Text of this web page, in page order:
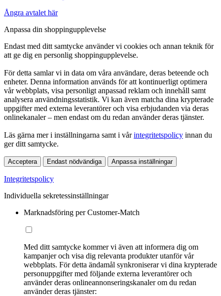
Ångra avtalet här
Anpassa din shoppingupplevelse
Endast med ditt samtycke använder vi cookies och annan teknik för
att ge dig en personlig shoppingupplevelse.
För detta samlar vi in data om våra användare, deras beteende och
enheter. Denna information används för att kontinuerligt optimera
vår webbplats, visa personligt anpassad reklam och innehåll samt
analysera användningsstatistik. Vi kan även matcha dina krypterade
uppgifter med externa leverantörer och visa erbjudanden via deras
onlinekanaler – men endast om du redan använder deras tjänster.
Läs gärna mer i inställningarna samt i vårintegritetspolicy innan du
ger ditt samtycke.
Acceptera Endast nödvändiga Anpassa inställningar
Integritetspolicy
Individuella sekretessinställningar
Marknadsföring per Customer-Match
Med ditt samtycke kommer vi även att informera dig om
kampanjer och visa dig relevanta produkter utanför vår
webbplats. För detta ändamål synkroniserar vi dina krypterade
personuppgifter med följande externa leverantörer och
använder deras onlineannonseringskanaler om du redan
använder deras tjänster: